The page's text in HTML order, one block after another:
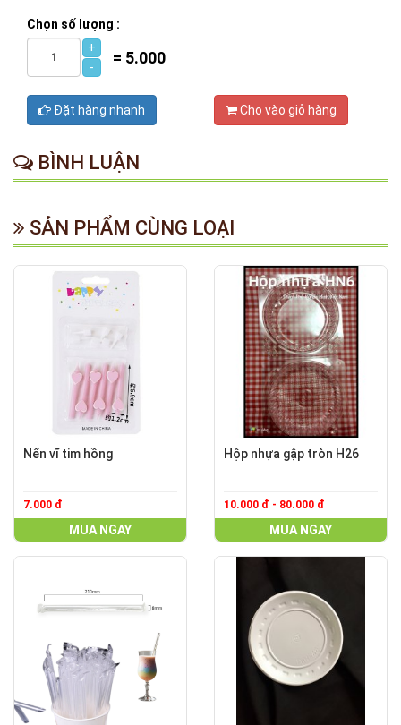
Chọn số lượng :
+
-
= 5.000
Đặt hàng nhanh Cho vào giỏ hàng
BÌNH LUẬN
SẢN PHẨM CÙNG LOẠI
Nến vĩ tim hồng
7.000 đ
MUA NGAY
Hộp nhựa gập tròn H26
10.000 đ - 80.000 đ
MUA NGAY